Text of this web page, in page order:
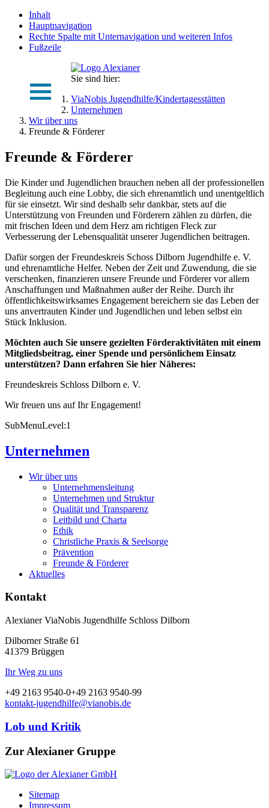
Inhalt
Hauptnavigation
Rechte Spalte mit Unternavigation und weiteren Infos
Fußzeile
Sie sind hier:
ViaNobis Jugendhilfe/Kindertagesstätten
Unternehmen
Wir über uns
Freunde & Förderer
Freunde & Förderer
Die Kinder und Jugendlichen brauchen neben all der professionellen
Begleitung auch eine Lobby, die sich ehrenamtlich und unentgeltlich
für sie einsetzt. Wir sind deshalb sehr dankbar, stets auf die
Unterstützung von Freunden und Förderern zählen zu dürfen, die
mit frischen Ideen und dem Herz am richtigen Fleck zur
Verbesserung der Lebensqualität unserer Jugendlichen beitragen.
Dafür sorgen der Freundeskreis Schoss Dilborn Jugendhilfe e. V.
und ehrenamtliche Helfer. Neben der Zeit und Zuwendung, die sie
verschenken, finanzieren unsere Freunde und Förderer vor allem
Anschaffungen und Maßnahmen außer der Reihe. Durch ihr
öffentlichkeitswirksames Engagement bereichern sie das Leben der
uns anvertrauten Kinder und Jugendlichen und leben selbst ein
Stück Inklusion.
Möchten auch Sie unsere gezielten Förderaktivitäten mit einem
Mitgliedsbeitrag, einer Spende und persönlichem Einsatz
unterstützen? Dann erfahren Sie hier Näheres:
Freundeskreis Schloss Dilborn e. V.
Wir freuen uns auf Ihr Engagement!
SubMenuLevel:1
Unternehmen
Wir über uns
Unternehmensleitung
Unternehmen und Struktur
Qualität und Transparenz
Leitbild und Charta
Ethik
Christliche Praxis & Seelsorge
Prävention
Freunde & Förderer
Aktuelles
Kontakt
Alexianer ViaNobis Jugendhilfe Schloss Dilborn
Dilborner Straße 61
41379 Brüggen
Ihr Weg zu uns
+49 2163 9540-0+49 2163 9540-99
kontakt-jugendhilfe@vianobis.de
Lob und Kritik
Zur Alexianer Gruppe
Sitemap
Impressum